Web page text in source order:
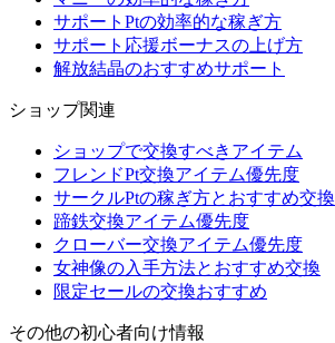
サポートPtの効率的な稼ぎ方
サポート応援ボーナスの上げ方
解放結晶のおすすめサポート
ショップ関連
ショップで交換すべきアイテム
フレンドPt交換アイテム優先度
サークルPtの稼ぎ方とおすすめ交換
蹄鉄交換アイテム優先度
クローバー交換アイテム優先度
女神像の入手方法とおすすめ交換
限定セールの交換おすすめ
その他の初心者向け情報